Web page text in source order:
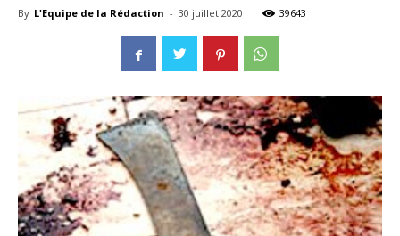
By L'Equipe de la Rédaction - 30 juillet 2020 39643